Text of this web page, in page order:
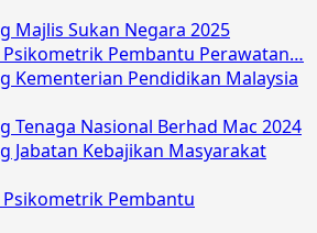
Majlis Sukan Negara 2025
Psikometrik Pembantu Perawatan…
Kementerian Pendidikan Malaysia
Tenaga Nasional Berhad Mac 2024
Jabatan Kebajikan Masyarakat
Pembantu